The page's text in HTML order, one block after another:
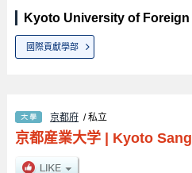
Kyoto University of Foreign
國際貢獻學部
京都府 / 私立
京都産業大学| Kyoto